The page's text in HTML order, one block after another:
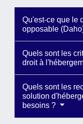
Qu'est-ce que le
opposable
Quels sont les
droit à
Quels sont les
solution
besoins ?